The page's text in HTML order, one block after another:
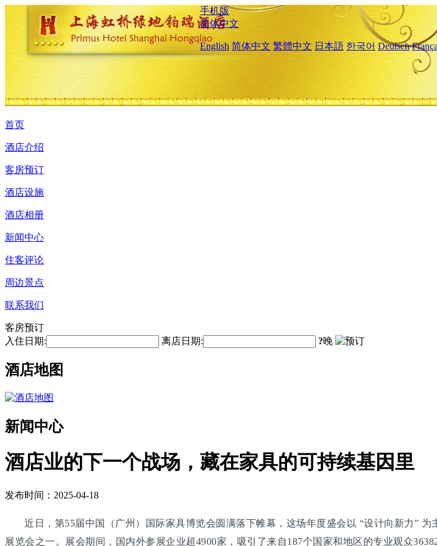
手机版
简体中文
English 简体中文 繁體中文 日本語 한국어 Deutsch
首页
酒店介绍
客房预订
酒店设施
酒店相册
新闻中心
住客评论
周边景点
联系我们
客房预订
入住日期:
离店日期: ?晚
酒店地图
新闻中心
酒店业的下一个战场，藏在家具的可持续基因里
发布时间：2025-04-18
近日，第55届中国（广州）国际家具博览会圆满落下帷幕，这场年度盛会以 “设计向新力”
展览会之一。展会期间，国内外参展企业超4900家，吸引了来自187个国家和地区的专业观众